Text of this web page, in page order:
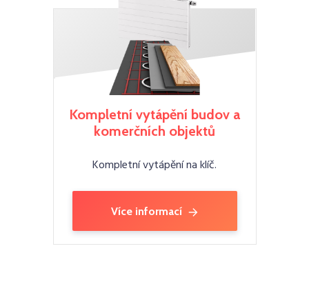
Kompletní vytápění budov a
komerčních objektů
Kompletní vytápění na klíč.
Více informací